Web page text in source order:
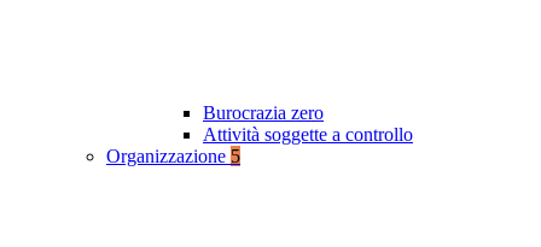
Burocrazia zero
Attività soggette a controllo
Organizzazione 5